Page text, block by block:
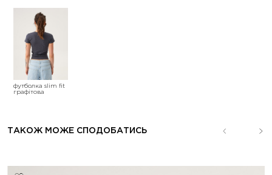
футболка slim fit
графітова
ТАКОЖ МОЖЕ СПОДОБАТИСЬ